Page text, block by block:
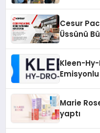
Cesur
Üssünü
Kleen-Hy-
Marie
yaptı